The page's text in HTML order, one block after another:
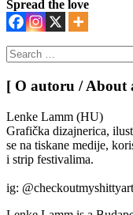
Spread the love
Search
for:
[ O autoru / About
Lenke Lamm (HU)
Grafička dizajnerica,
se na tiskane medije,
i strip festivalima.
ig: @checkoutmyshittyart_